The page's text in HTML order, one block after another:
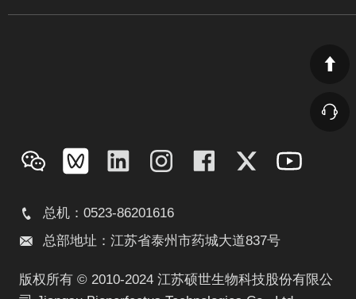
总机：0523-86201616
总部地址：江苏省泰州市药城大道837号
版权所有 © 2010-2024 江苏硕世生物科技股份有限公